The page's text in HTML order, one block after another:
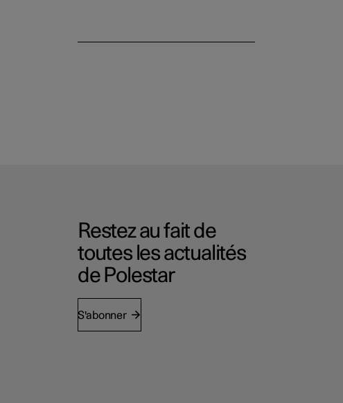
Restez au fait de
toutes les actualités
de Polestar
S'abonner